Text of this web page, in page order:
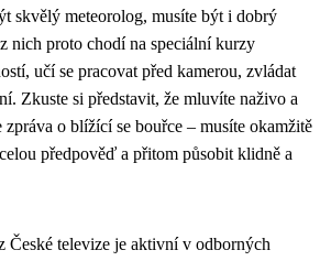
skvělý meteorolog, musíte být i dobrý
nich proto chodí na speciální kurzy
učí se pracovat před kamerou, zvládat
Zkuste si představit, že mluvíte naživo a
o blížící se bouřce – musíte okamžitě
předpověď a přitom působit klidně a
České televize je aktivní v odborných